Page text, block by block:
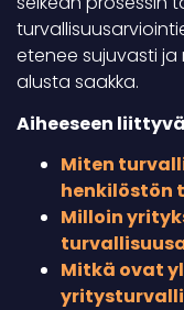
etenee sujuvasti ja
alusta saakka.
Aiheeseen
Miten
henkilöstön
Milloin
Mitkä ovat